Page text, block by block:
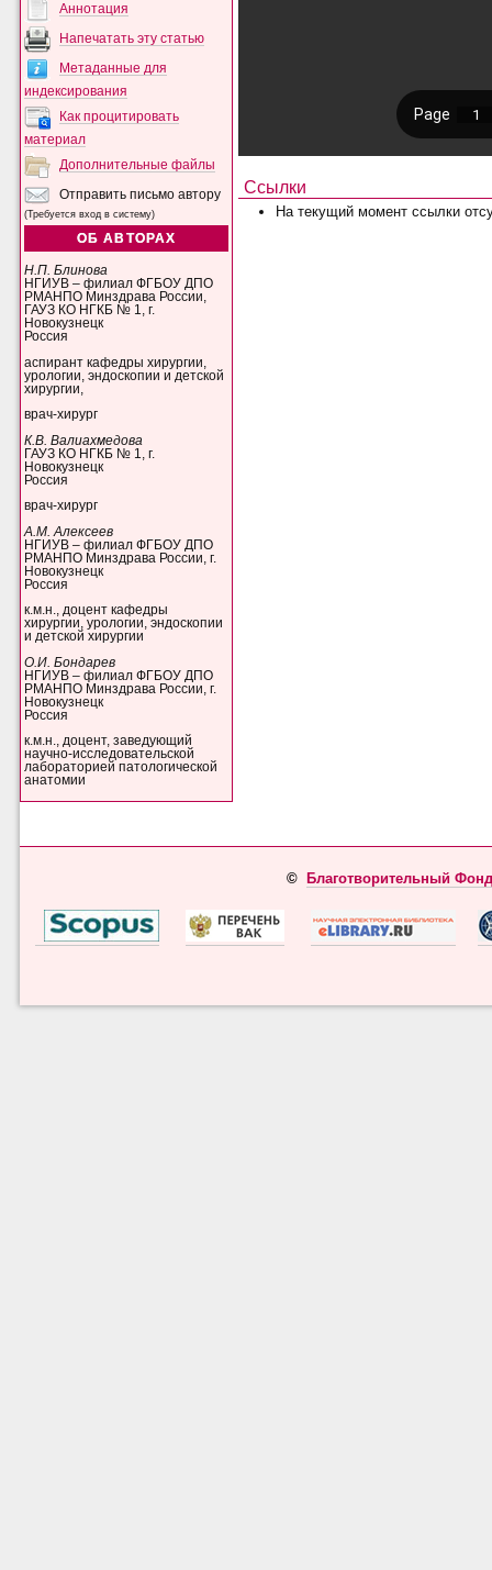
Аннотация
Напечатать эту статью
Метаданные для
индексирования
Как процитировать
материал
Дополнительные файлы
Отправить письмо автору
(Требуется вход в систему)
ОБ АВТОРАХ
Н.П. Блинова
НГИУВ – филиал ФГБОУ ДПО
РМАНПО Минздрава России,
ГАУЗ КО НГКБ № 1, г.
Новокузнецк
Россия
аспирант кафедры хирургии,
урологии, эндоскопии и детской
хирургии,
врач-хирург
К.В. Валиахмедова
ГАУЗ КО НГКБ № 1, г.
Новокузнецк
Россия
врач-хирург
А.М. Алексеев
НГИУВ – филиал ФГБОУ ДПО
РМАНПО Минздрава России, г.
Новокузнецк
Россия
к.м.н., доцент кафедры
хирургии, урологии, эндоскопии
и детской хирургии
О.И. Бондарев
НГИУВ – филиал ФГБОУ ДПО
РМАНПО Минздрава России, г.
Новокузнецк
Россия
к.м.н., доцент, заведующий
научно-исследовательской
лабораторией патологической
анатомии
Ссылки
На текущий момент ссылки
© Благотворительный